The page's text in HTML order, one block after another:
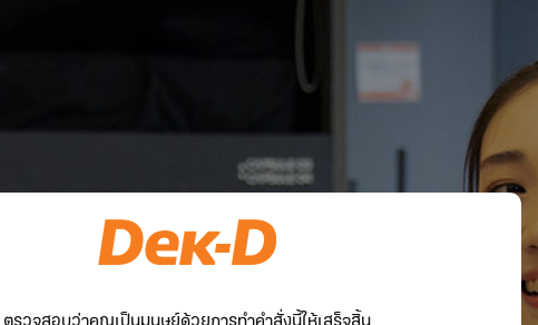
ตรวจสอบว่าคุณเป็นมนุษย์ด้วยการทำคำสั่งนี้ให้เสร็จสิ้น